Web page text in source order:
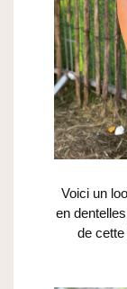
Voici un
en
de